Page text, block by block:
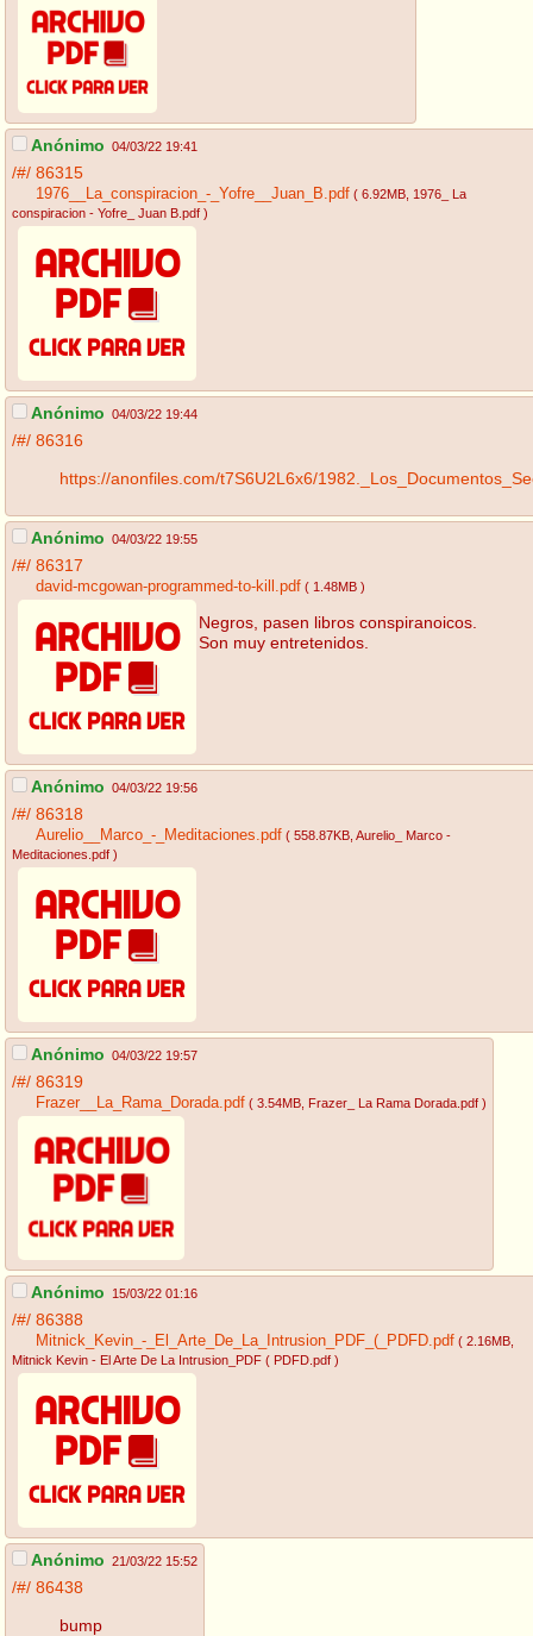
Anónimo 04/03/22 19:41
/#/ 86315
1976__La_conspiracion_-_Yofre__Juan_B.pdf ( 6.92MB , 1976_ La
conspiracion - Yofre_ Juan B.pdf )
Anónimo 04/03/22 19:44
/#/ 86316
https://anonfiles.com/t7S6U2L6x6/
Anónimo 04/03/22 19:55
/#/ 86317
david-mcgowan-programmed-to-kill.pdf ( 1.48MB )
Negros, pasen libros conspiranoicos.
Son muy entretenidos.
Anónimo 04/03/22 19:56
/#/ 86318
Aurelio__Marco_-_Meditaciones.pdf ( 558.87KB , Aurelio_ Marco -
Meditaciones.pdf )
Anónimo 04/03/22 19:57
/#/ 86319
Frazer__La_Rama_Dorada.pdf ( 3.54MB , Frazer_ La Rama Dorada.pdf )
Anónimo 15/03/22 01:16
/#/ 86388
Mitnick_Kevin_-_El_Arte_De_La_Intrusion_PDF_(_PDFD.pdf ( 2.16MB
Mitnick Kevin - El Arte De La Intrusion_PDF ( PDFD.pdf )
Anónimo 21/03/22 15:52
/#/ 86438
bump